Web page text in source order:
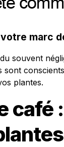
votre marc
souvent
sont
plantes.
café